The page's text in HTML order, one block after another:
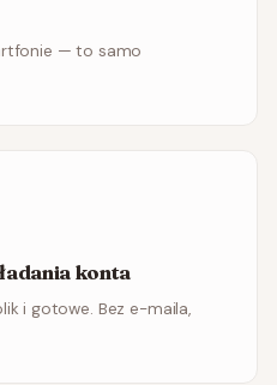
— to samo
konta
i gotowe. Bez e-maila,